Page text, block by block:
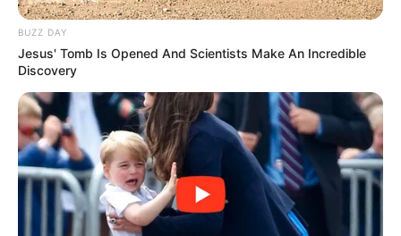
BUZZ DAY
Jesus' Tomb Is Opened And Scientists Make An Incredible
Discovery